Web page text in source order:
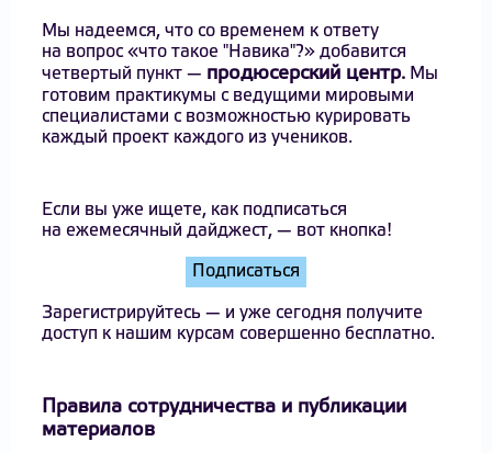
Мы надеемся, что со временем к ответу
на вопрос «что такое "Навика"?» добавится
четвертый пункт — продюсерский центр. Мы
готовим практикумы с ведущими мировыми
специалистами с возможностью курировать
каждый проект каждого из учеников.
Если вы уже ищете, как подписаться
на ежемесячный дайджест, — вот кнопка!
Зарегистрируйтесь — и уже сегодня получите
доступ к нашим курсам совершенно бесплатно.
Правила сотрудничества и публикации
материалов